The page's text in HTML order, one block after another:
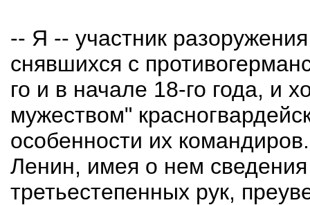
-- Я -- участник
снявшихся с
го и в начале 18-го года, и
мужеством"
особенности их
Ленин, имея о нем
третьестепенных рук,